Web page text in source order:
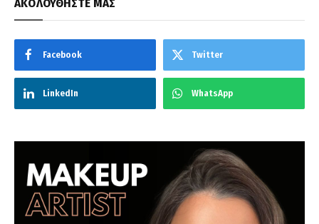
ΑΚΟΛΟΥΘΗΣΤΕ ΜΑΣ
Facebook Twitter
LinkedIn WhatsApp